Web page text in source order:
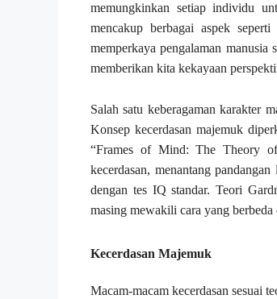
memungkinkan setiap individu
mencakup berbagai aspek
memperkaya pengalaman
memberikan kita kekayaan
Salah satu keberagaman karakter
Konsep kecerdasan majemuk
“Frames of Mind: The Theory
kecerdasan, menantang
dengan tes IQ standar. Teori
masing mewakili cara yang berbeda
Kecerdasan Majemuk
Macam-macam kecerdasan sesuai